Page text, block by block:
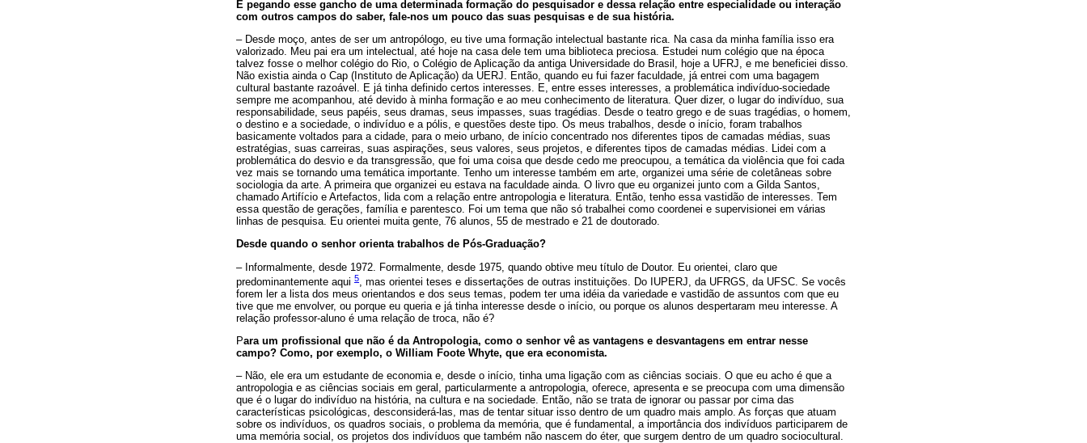
E pegando esse gancho de uma determinada formação do pesquisador e dessa relação entre especialidade ou interação
com outros campos do saber, fale-nos um pouco das suas pesquisas e de sua história.
– Desde moço, antes de ser um antropólogo, eu tive uma formação intelectual bastante rica. Na casa da minha família isso era
valorizado. Meu pai era um intelectual, até hoje na casa dele tem uma biblioteca preciosa. Estudei num colégio que na época
talvez fosse o melhor colégio do Rio, o Colégio de Aplicação da antiga Universidade do Brasil, hoje a UFRJ, e me beneficiei disso.
Não existia ainda o Cap (Instituto de Aplicação) da UERJ. Então, quando eu fui fazer faculdade, já entrei com uma bagagem
cultural bastante razoável. E já tinha definido certos interesses. E, entre esses interesses, a problemática indivíduo-sociedade
sempre me acompanhou, até devido à minha formação e ao meu conhecimento de literatura. Quer dizer, o lugar do indivíduo, sua
responsabilidade, seus papéis, seus dramas, seus impasses, suas tragédias. Desde o teatro grego e de suas tragédias, o homem,
o destino e a sociedade, o indivíduo e a pólis, e questões deste tipo. Os meus trabalhos, desde o início, foram trabalhos
basicamente voltados para a cidade, para o meio urbano, de início concentrado nos diferentes tipos de camadas médias, suas
estratégias, suas carreiras, suas aspirações, seus valores, seus projetos, e diferentes tipos de camadas médias. Lidei com a
problemática do desvio e da transgressão, que foi uma coisa que desde cedo me preocupou, a temática da violência que foi cada
vez mais se tornando uma temática importante. Tenho um interesse também em arte, organizei uma série de coletâneas sobre
sociologia da arte. A primeira que organizei eu estava na faculdade ainda. O livro que eu organizei junto com a Gilda Santos,
chamado Artifício e Artefactos, lida com a relação entre antropologia e literatura. Então, tenho essa vastidão de interesses. Tem
essa questão de gerações, família e parentesco. Foi um tema que não só trabalhei como coordenei e supervisionei em várias
linhas de pesquisa. Eu orientei muita gente, 76 alunos, 55 de mestrado e 21 de doutorado.
Desde quando o senhor orienta trabalhos de Pós-Graduação?
– Informalmente, desde 1972. Formalmente, desde 1975, quando obtive meu título de Doutor. Eu orientei, claro que
predominantemente aqui 5
, mas orientei teses e dissertações de outras instituições. Do IUPERJ, da UFRGS, da UFSC. Se vocês
forem ler a lista dos meus orientandos e dos seus temas, podem ter uma idéia da variedade e vastidão de assuntos com que eu
tive que me envolver, ou porque eu queria e já tinha interesse desde o início, ou porque os alunos despertaram meu interesse. A
relação professor-aluno é uma relação de troca, não é?
Para um profissional que não é da Antropologia, como o senhor vê as vantagens e desvantagens em entrar nesse
campo? Como, por exemplo, o William Foote Whyte, que era economista.
– Não, ele era um estudante de economia e, desde o início, tinha uma ligação com as ciências sociais. O que eu acho é que a
antropologia e as ciências sociais em geral, particularmente a antropologia, oferece, apresenta e se preocupa com uma dimensão
que é o lugar do indivíduo na história, na cultura e na sociedade. Então, não se trata de ignorar ou passar por cima das
características psicológicas, desconsiderá-las, mas de tentar situar isso dentro de um quadro mais amplo. As forças que atuam
sobre os indivíduos, os quadros sociais, o problema da memória, que é fundamental, a importância dos indivíduos participarem de
uma memória social, os projetos dos indivíduos que também não nascem do éter, que surgem dentro de um quadro sociocultural.